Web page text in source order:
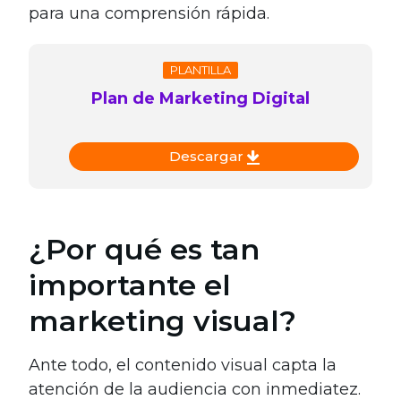
para una comprensión rápida.
PLANTILLA
Plan de Marketing Digital
Descargar
¿Por qué es tan
importante el
marketing visual?
Ante todo, el contenido visual capta la
atención de la audiencia con inmediatez.